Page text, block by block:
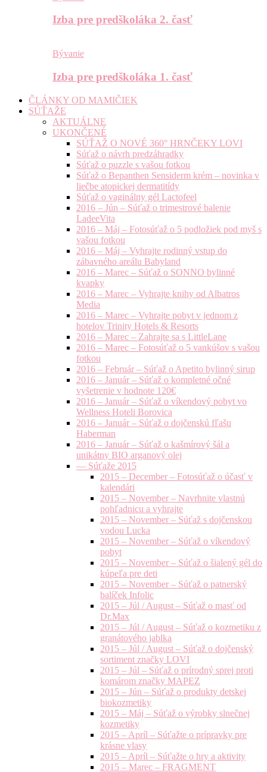
Izba pre predškoláka 2. časť
Bývanie
Izba pre predškoláka 1. časť
ČLÁNKY OD MAMIČIEK
SÚŤAŽE
AKTUÁLNE
UKONČENÉ
SÚŤAŽ O NOVÉ 360° HRNČEKY LOVI
Súťaž o návrh predzáhradky
Súťaž o puzzle s vašou fotkou
Súťaž o Bepanthen Sensiderm krém – novinka v
liečbe atopickej dermatitídy
Súťaž o vaginálny gél Lactofeel
2016 – Jún – Súťaž o trimestrové balenie
LadeeVita
2016 – Máj – Fotosúťaž o 5 podložiek pod myš s
vašou fotkou
2016 – Máj – Vyhrajte rodinný vstup do
zábavného areálu Babyland
2016 – Marec – Súťaž o SONNO bylinné
kvapky
2016 – Marec – Vyhrajte knihy od Albatros
Media
2016 – Marec – Vyhrajte pobyt v jednom z
hotelov Trinity Hotels & Resorts
2016 – Marec – Zahrajte sa s LittleLane
2016 – Marec – Fotosúťaž o 5 vankúšov s vašou
fotkou
2016 – Február – Súťaž o Apetito bylinný sirup
2016 – Január – Súťaž o kompletné očné
vyšetrenie v hodnote 120€
2016 – Január – Súťaž o víkendový pobyt vo
Wellness Hoteli Borovica
2016 – Január – Súťaž o dojčenskú fľašu
Haberman
2016 – Január – Súťaž o kašmírový šál a
unikátny BIO arganový olej
— Súťaže 2015
2015 – December – Fotosúťaž o účasť v
kalendári
2015 – November – Navrhnite vlastnú
pohľadnicu a vyhrajte
2015 – November – Súťaž s dojčenskou
vodou Lucka
2015 – November – Súťaž o víkendový
pobyt
2015 – November – Súťaž o šialený gél do
kúpeľa pre deti
2015 – November – Súťaž o patnerský
balíček Infolic
2015 – Júl / August – Súťaž o masť od
Dr.Max
2015 – Júl / August – Súťaž o kozmetiku z
granátového jablka
2015 – Júl / August – Súťaž o dojčenský
sortiment značky LOVI
2015 – Júl – Súťaž o prírodný sprej proti
komárom značky MAPEZ
2015 – Jún – Súťaž o produkty detskej
biokozmetiky
2015 – Máj – Súťaž o výrobky slnečnej
kozmetiky
2015 – Apríl – Súťažte o prípravky pre
krásne vlasy
2015 – Apríl – Súťažte o hry a aktivity
2015 – Marec – FRAGMENT